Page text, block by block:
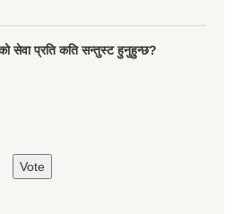
सेवा प्रति कति सन्तुस्ट हुनुहुन्छ?